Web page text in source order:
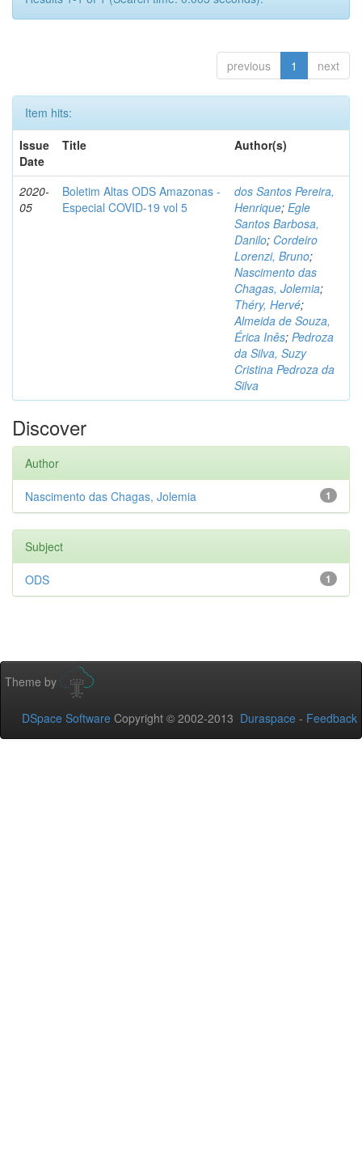
previous 1 next
Item hits:
Issue
Date
Title Author(s)
2020-
05
Boletim Altas ODS Amazonas -
Especial COVID-19 vol 5
dos Santos Pereira,
Henrique; Egle
Santos Barbosa,
Danilo; Cordeiro
Lorenzi, Bruno;
Nascimento das
Chagas, Jolemia;
Théry, Hervé;
Almeida de Souza,
Érica Inês; Pedroza
da Silva, Suzy
Cristina Pedroza da
Silva
Discover
Author
1
Nascimento das Chagas, Jolemia
Subject
1
ODS
Theme by
DSpace Software Copyright © 2002-2013 Duraspace - Feedback